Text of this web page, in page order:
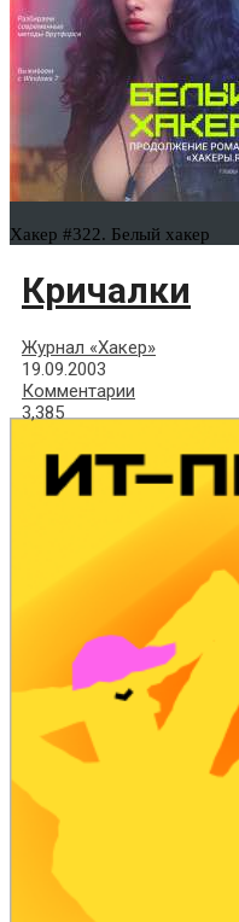
Хакер #322. Белый хакер
Кричалки
Журнал «Хакер»
19.09.2003
Комментарии
3,385